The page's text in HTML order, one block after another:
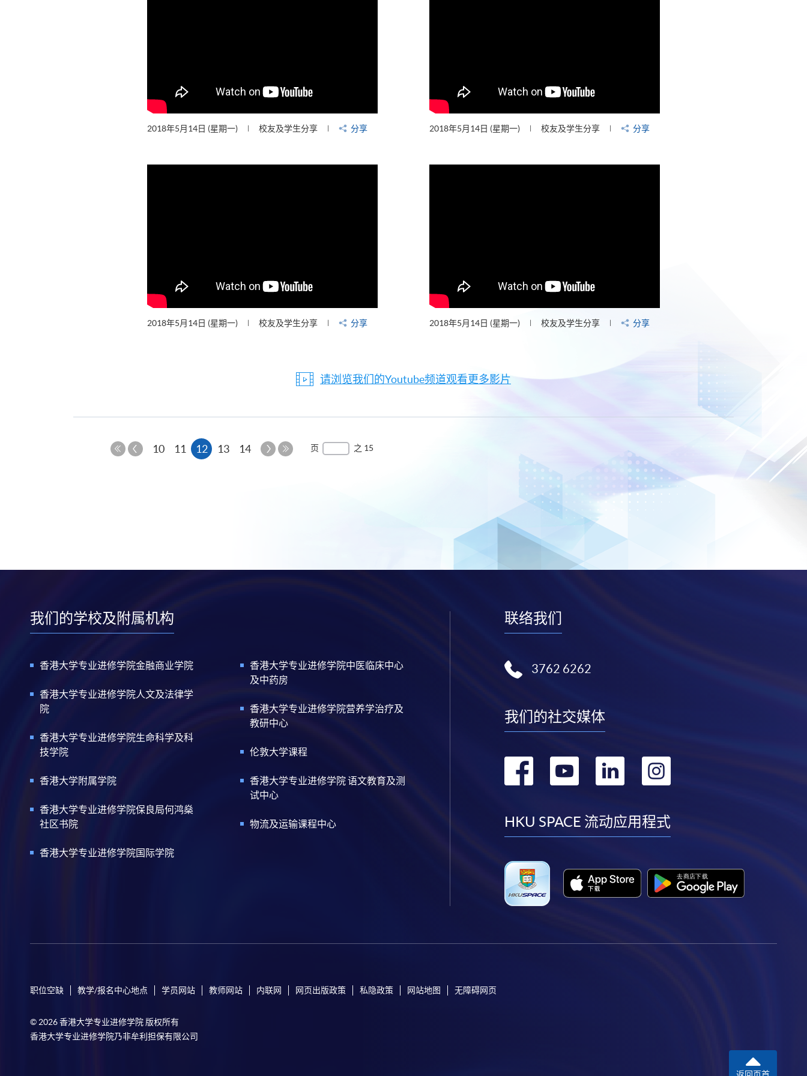
2018年5月14日 (星期一) 校友及学生分享 分享 2018年5月14日 (星期一) 校友及学生分享 分享
2018年5月14日 (星期一) 校友及学生分享 分享 2018年5月14日 (星期一) 校友及学生分享 分享
请浏览我们的Youtube频道观看更多影片
上
10 11 12本 13 14
下
页 之 15
我们的学校及附属机构
香港大学专业进修学院金融商业学院
香港大学专业进修学院人文及法律学
院
香港大学专业进修学院生命科学及科
技学院
香港大学附属学院
香港大学专业进修学院保良局何鸿燊
社区书院
香港大学专业进修学院国际学院
香港大学专业进修学院中医临床中心
及中药房
香港大学专业进修学院营养学治疗及
教研中心
伦敦大学课程
香港大学专业进修学院 语文教育及测
试中心
物流及运输课程中心
联络我们
3762 6262
我们的社交媒体
转
facebook
转
youtube
转
linkedin
转
instagram
HKU SPACE 流动应用程式
职位空缺 教学/报名中心地点 学员网站 教师网站 内联网 网页出版政策 私隐政策 网站地图 无障碍网页
© 2026 香港大学专业进修学院 版权所有
香港大学专业进修学院乃非牟利担保有限公司